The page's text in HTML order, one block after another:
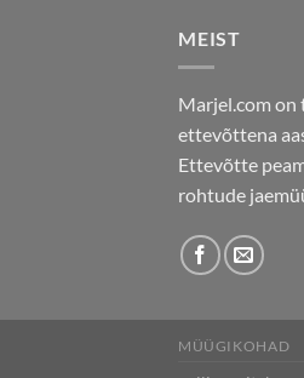
MEIST
Marjel.com on
ettevõttena
Ettevõtte
rohtude
MÜÜGIKOHAD